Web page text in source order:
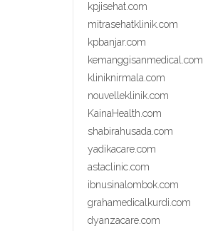
kpjisehat.com
mitrasehatklinik.com
kpbanjar.com
kemanggisanmedical.com
kliniknirmala.com
nouvelleklinik.com
KainaHealth.com
shabirahusada.com
yadikacare.com
astaclinic.com
ibnusinalombok.com
grahamedicalkurdi.com
dyanzacare.com